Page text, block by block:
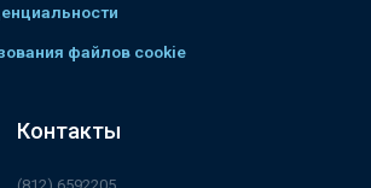
файлов cookie
Контакты